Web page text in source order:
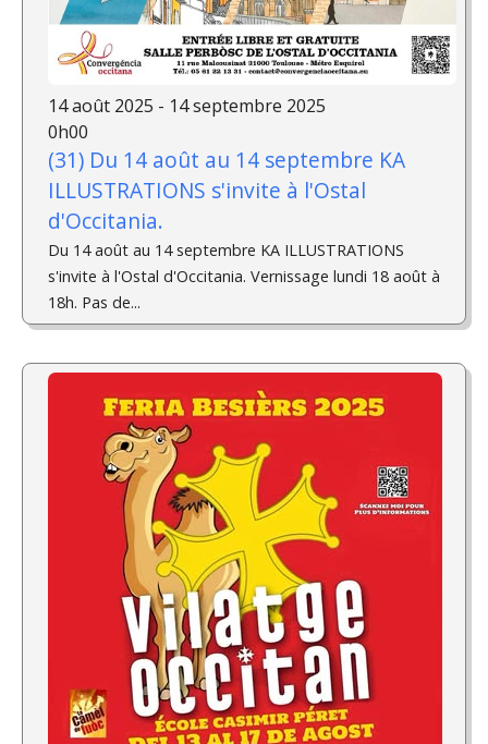
14 août 2025 - 14 septembre 2025
0h00
(31) Du 14 août au 14 septembre KA
ILLUSTRATIONS s'invite à l'Ostal
d'Occitania.
Du 14 août au 14 septembre KA ILLUSTRATIONS
s'invite à l'Ostal d'Occitania. Vernissage lundi 18 août à
18h. Pas de...